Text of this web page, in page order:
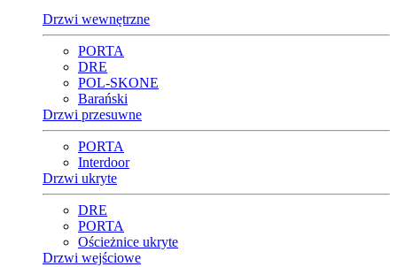
Drzwi wewnętrzne
PORTA
DRE
POL-SKONE
Barański
Drzwi przesuwne
PORTA
Interdoor
Drzwi ukryte
DRE
PORTA
Ościeżnice ukryte
Drzwi wejściowe